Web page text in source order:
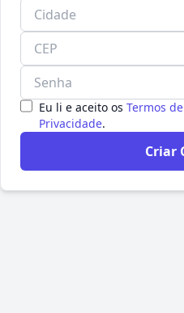
Eu li e aceito osTermos
Privacidade.
Criar